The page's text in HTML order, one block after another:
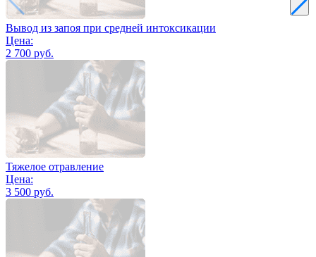
Вывод из запоя при средней интоксикации
Цена:
2 700 руб.
Тяжелое отравление
Цена:
3 500 руб.